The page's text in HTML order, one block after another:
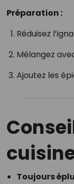
Préparation :
Réduisez
Mélangez
Ajoutez les
Toujours